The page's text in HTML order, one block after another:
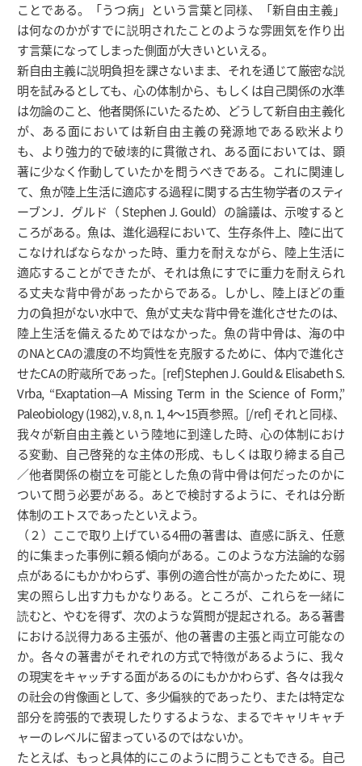
ことである。「うつ病」という言葉と同様、「新自由主義」
は何なのかがすでに説明されたことのような雰囲気を作り出
す言葉になってしまった側面が大きいといえる。
新自由主義に説明負担を課さないまま、それを通じて厳密な説
明を試みるとしても、心の体制から、もしくは自己関係の水準
は勿論のこと、他者関係にいたるため、どうして新自由主義化
が、ある面においては新自由主義の発源地である欧米より
も、より強力的で破壊的に貫徹され、ある面においては、顕
著に少なく作動していたかを問うべきである。これに関連し
て、魚が陸上生活に適応する過程に関する古生物学者のスティ
ーブンJ．グルド（ Stephen J. Gould）の論議は、示唆すると
ころがある。魚は、進化過程において、生存条件上、陸に出て
こなければならなかった時、重力を耐えながら、陸上生活に
適応することができたが、それは魚にすでに重力を耐えられ
る丈夫な背中骨があったからである。しかし、陸上ほどの重
力の負担がない水中で、魚が丈夫な背中骨を進化させたのは、
陸上生活を備えるためではなかった。魚の背中骨は、海の中
のNAとCAの濃度の不均質性を克服するために、体内で進化さ
せたCAの貯蔵所であった。[ref]Stephen J. Gould & Elisabeth S.
Vrba, “Exaptation—A Missing Term in the Science of Form,”
Paleobiology (1982), v. 8, n. 1, 4～15頁参照。[/ref] それと同様、
我々が新自由主義という陸地に到達した時、心の体制におけ
る変動、自己啓発的な主体の形成、もしくは取り締まる自己
／他者関係の樹立を可能とした魚の背中骨は何だったのかに
ついて問う必要がある。あとで検討するように、それは分断
体制のエトスであったといえよう。
（２）ここで取り上げている4冊の著書は、直感に訴え、任意
的に集まった事例に頼る傾向がある。このような方法論的な弱
点があるにもかかわらず、事例の適合性が高かったために、現
実の照らし出す力もかなりある。ところが、これらを一緒に
読むと、やむを得ず、次のような質問が提起される。ある著書
における説得力ある主張が、他の著書の主張と両立可能なの
か。各々の著書がそれぞれの方式で特徴があるように、我々
の現実をキャッチする面があるのにもかかわらず、各々は我々
の社会の肖像画として、多少偏狭的であったり、または特定な
部分を誇張的で表現したりするような、まるでキャリキャチ
ャーのレベルに留まっているのではないか。
たとえば、もっと具体的にこのように問うこともできる。自己